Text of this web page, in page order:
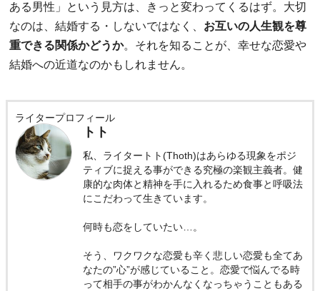
ある男性」という見方は、きっと変わってくるはず。大切
なのは、結婚する・しないではなく、 お互いの人生観を尊
重できる関係かどうか。それを知ることが、幸せな恋愛や
結婚への近道なのかもしれません。
ライタープロフィール
トト
私、ライタートト(Thoth)はあらゆる現象をポジ
ティブに捉える事ができる究極の楽観主義者。健
康的な肉体と精神を手に入れるため食事と呼吸法
にこだわって生きています。
何時も恋をしていたい…。
そう、ワクワクな恋愛も辛く悲しい恋愛も全てあ
なたの”心”が感じていること。恋愛で悩んでる時
って相手の事がわかんなくなっちゃうこともある